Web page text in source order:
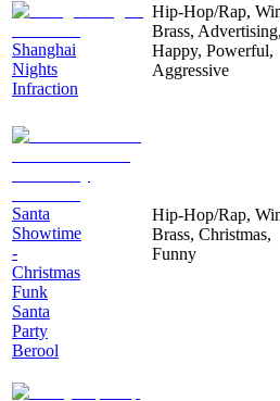
Shanghai
Nights
Infraction
Hip-Hop/Rap,
Brass, Advertising,
Happy, Powerful,
Aggressive
Santa
Showtime
-
Christmas
Funk
Santa
Party
Berool
Hip-Hop/Rap,
Brass, Christmas,
Funny